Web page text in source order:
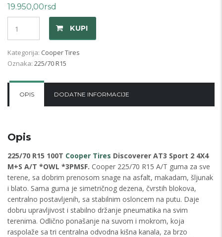
19.950,00rsd
KUPI
Kategorija: Cooper Tires
Oznaka: 225/70 R15
OPIS DODATNE INFORMACIJE
Opis
225/70 R15 100T Cooper Tires Discoverer AT3 Sport 2 4X4
M+S A/T *OWL *3PMSF. Cooper 225/70 R15 A/T guma za sve
terene, sa dobrim prenosom snage na asfalt, makadam, šljunak
i blato. Sama guma je simetričnog dezena, čvrstih blokova,
centralno postavljenih, sa stabilnim osloncem na putu. Daje
dobru upravljivost i stabilno držanje pneumatika na svim
terenima. Odlično ponašanje na suvom i mokrom, koja
raspolaže sa tri centralna odvodna kišna kanala, za brzo